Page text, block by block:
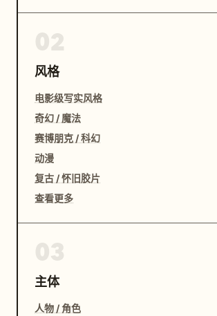
风格
电影级写实风格
奇幻 / 魔法
赛博朋克 / 科幻
动漫
复古 / 怀旧胶片
查看更多
主体
人物 / 角色